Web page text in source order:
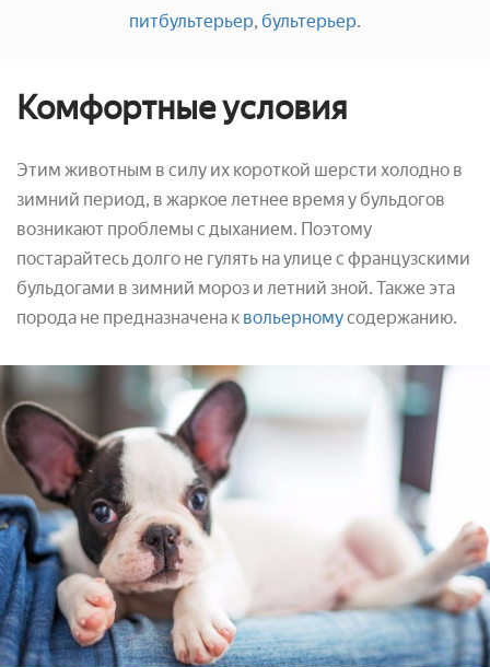
питбультерьер, бультерьер.
Комфортные условия
Этим животным в силу их короткой шерсти холодно в
зимний период, в жаркое летнее время у бульдогов
возникают проблемы с дыханием. Поэтому
постарайтесь долго не гулять на улице с французскими
бульдогами в зимний мороз и летний зной. Также эта
порода не предназначена к вольерномусодержанию.